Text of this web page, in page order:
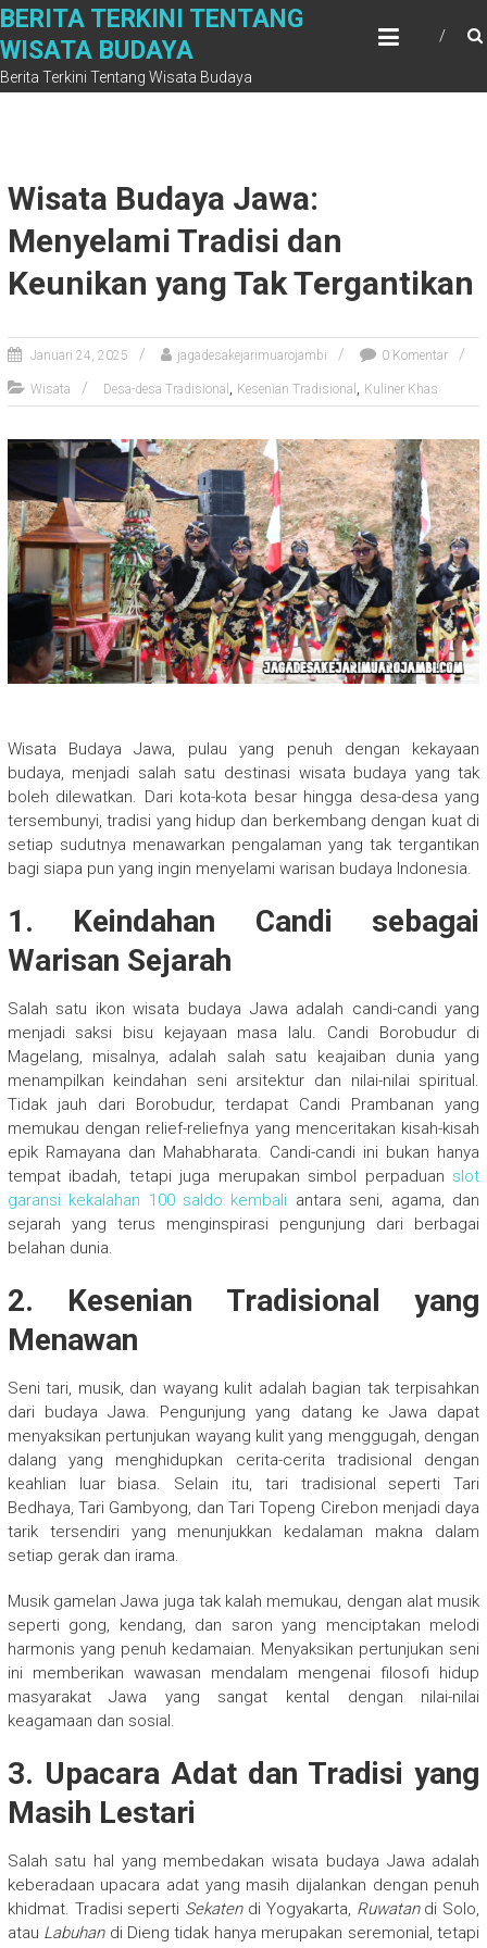
Skip
content
BERITA TERKINI TENTANG
WISATA BUDAYA
Berita Terkini Tentang Wisata Budaya
Wisata Budaya Jawa:
Menyelami Tradisi dan
Keunikan yang Tak Tergantikan
Januari 24, 2025 jagadesakejarimuarojambi 0 Komentar
Wisata Desa-desa Tradisional , Kesenian Tradisional , Kuliner Khas
Wisata Budaya Jawa, pulau yang penuh dengan kekayaan
budaya, menjadi salah satu destinasi wisata budaya yang tak
boleh dilewatkan. Dari kota-kota besar hingga desa-desa yang
tersembunyi, tradisi yang hidup dan berkembang dengan kuat di
setiap sudutnya menawarkan pengalaman yang tak tergantikan
bagi siapa pun yang ingin menyelami warisan budaya Indonesia.
1. Keindahan Candi sebagai
Warisan Sejarah
Salah satu ikon wisata budaya Jawa adalah candi-candi yang
menjadi saksi bisu kejayaan masa lalu. Candi Borobudur di
Magelang, misalnya, adalah salah satu keajaiban dunia yang
menampilkan keindahan seni arsitektur dan nilai-nilai spiritual.
Tidak jauh dari Borobudur, terdapat Candi Prambanan yang
memukau dengan relief-reliefnya yang menceritakan kisah-kisah
epik Ramayana dan Mahabharata. Candi-candi ini bukan hanya
tempat ibadah, tetapi juga merupakan simbol perpaduan slot
garansi kekalahan 100 saldo kembali antara seni, agama, dan
sejarah yang terus menginspirasi pengunjung dari berbagai
belahan dunia.
2. Kesenian Tradisional yang
Menawan
Seni tari, musik, dan wayang kulit adalah bagian tak terpisahkan
dari budaya Jawa. Pengunjung yang datang ke Jawa dapat
menyaksikan pertunjukan wayang kulit yang menggugah, dengan
dalang yang menghidupkan cerita-cerita tradisional dengan
keahlian luar biasa. Selain itu, tari tradisional seperti Tari
Bedhaya, Tari Gambyong, dan Tari Topeng Cirebon menjadi daya
tarik tersendiri yang menunjukkan kedalaman makna dalam
setiap gerak dan irama.
Musik gamelan Jawa juga tak kalah memukau, dengan alat musik
seperti gong, kendang, dan saron yang menciptakan melodi
harmonis yang penuh kedamaian. Menyaksikan pertunjukan seni
ini memberikan wawasan mendalam mengenai filosofi hidup
masyarakat Jawa yang sangat kental dengan nilai-nilai
keagamaan dan sosial.
3. Upacara Adat dan Tradisi yang
Masih Lestari
Salah satu hal yang membedakan wisata budaya Jawa adalah
keberadaan upacara adat yang masih dijalankan dengan penuh
khidmat. Tradisi seperti Sekatendi Yogyakarta, Ruwatandi Solo,
atau Labuhandi Dieng tidak hanya merupakan seremonial, tetapi